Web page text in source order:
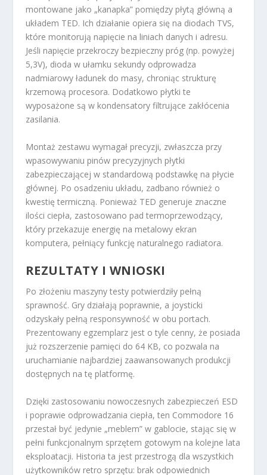
montowane jako „kanapka” pomiędzy płytą główną a
układem TED. Ich działanie opiera się na diodach TVS,
które monitorują napięcie na liniach danych i adresu.
Jeśli napięcie przekroczy bezpieczny próg (np. powyżej
5,3V), dioda w ułamku sekundy odprowadza
nadmiarowy ładunek do masy, chroniąc strukturę
krzemową procesora. Dodatkowo płytki te
wyposażone są w kondensatory filtrujące zakłócenia
zasilania.
Montaż zestawu wymagał precyzji, zwłaszcza przy
wpasowywaniu pinów precyzyjnych płytki
zabezpieczającej w standardową podstawkę na płycie
głównej. Po osadzeniu układu, zadbano również o
kwestię termiczną. Ponieważ TED generuje znaczne
ilości ciepła, zastosowano pad termoprzewodzący,
który przekazuje energię na metalowy ekran
komputera, pełniący funkcję naturalnego radiatora.
REZULTATY I WNIOSKI
Po złożeniu maszyny testy potwierdziły pełną
sprawność. Gry działają poprawnie, a joysticki
odzyskały pełną responsywność w obu portach.
Prezentowany egzemplarz jest o tyle cenny, że posiada
już rozszerzenie pamięci do 64 KB, co pozwala na
uruchamianie najbardziej zaawansowanych produkcji
dostępnych na tę platformę.
Dzięki zastosowaniu nowoczesnych zabezpieczeń ESD
i poprawie odprowadzania ciepła, ten Commodore 16
przestał być jedynie „meblem” w gablocie, stając się w
pełni funkcjonalnym sprzętem gotowym na kolejne lata
eksploatacji. Historia ta jest przestrogą dla wszystkich
użytkowników retro sprzętu: brak odpowiednich